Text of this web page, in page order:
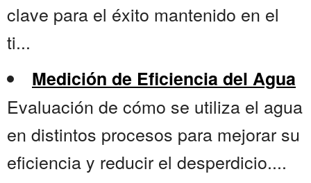
clave para el éxito mantenido en el
ti...
Medición de Eficiencia del Agua
Evaluación de cómo se utiliza el agua
en distintos procesos para mejorar su
eficiencia y reducir el desperdicio....